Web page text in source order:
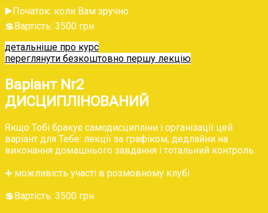
▶️Початок: коли Вам зручно
💲‌Вартість: 3500 грн
детальніше про курс
переглянути безкоштовно першу лекцію
Варіант Nr2
ДИСЦИПЛІНОВАНИЙ
‌Якщо Тобі бракує самодисципліни і організації цей
варіант для Тебе: лекції за графіком, дедлайни на
виконання домашнього завдання і тотальний контроль.
➕ можливість участі в розмовному клубі
💲‌Вартість: 3500 грн